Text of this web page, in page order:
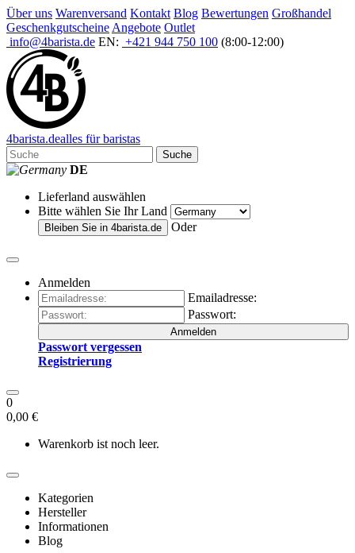
Über uns Warenversand Kontakt Blog Bewertungen Großhandel
Geschenkgutscheine Angebote Outlet
info@4barista.de EN: +421 944 750 100 (8:00-12:00)
4barista.dealles für baristas
Suche
DE
Lieferland auswählen
Bitte wählen Sie Ihr Land
Bleiben Sie in 4barista.de Oder
Anmelden
Emailadresse:
Passwort:
Anmelden
Passwort vergessen
Registrierung
0
0,00 €
Warenkorb ist noch leer.
Kategorien
Hersteller
Informationen
Blog